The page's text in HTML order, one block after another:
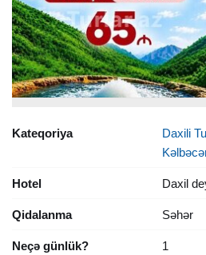
Kateqoriya
Daxili
Hotel Daxil
Qidalanma Səhər
Neçə günlük? 1